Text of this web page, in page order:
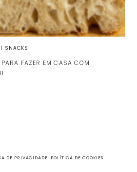
| SNACKS
FAZER EM CASA COM
DE PRIVACIDADE POLÍTICA DE COOKIES